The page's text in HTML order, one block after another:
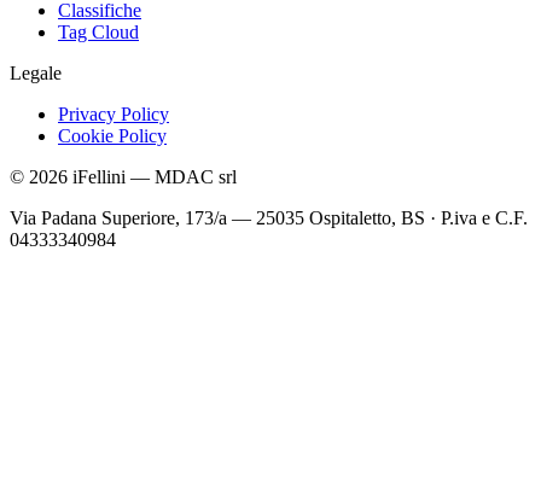
Classifiche
Tag Cloud
Legale
Privacy Policy
Cookie Policy
© 2026 iFellini — MDAC srl
Via Padana Superiore, 173/a — 25035 Ospitaletto, BS · P.iva e C.F.
04333340984